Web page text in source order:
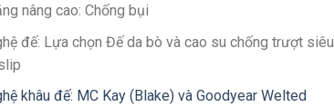
nâng cao: Chống bụi
đế: Lựa chọn Đế da bò và cao su chống trượt siêu
khâu đế: MC Kay (Blake) và Goodyear Welted